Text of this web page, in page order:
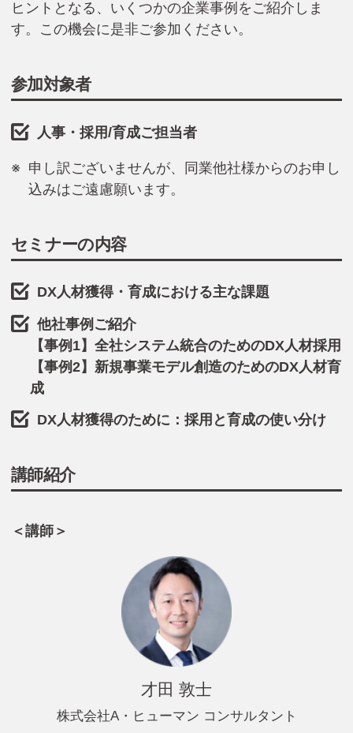
ヒントとなる、いくつかの企業事例をご紹介しま
す。この機会に是非ご参加ください。
参加対象者
人事・採用/育成ご担当者
申し訳ございませんが、同業他社様からのお申し
込みはご遠慮願います。
セミナーの内容
DX人材獲得・育成における主な課題
他社事例ご紹介
【事例1】全社システム統合のためのDX人材採用
【事例2】新規事業モデル創造のためのDX人材育
成
DX人材獲得のために：採用と育成の使い分け
講師紹介
＜講師＞
才田 敦士
株式会社A・ヒューマン コンサルタント